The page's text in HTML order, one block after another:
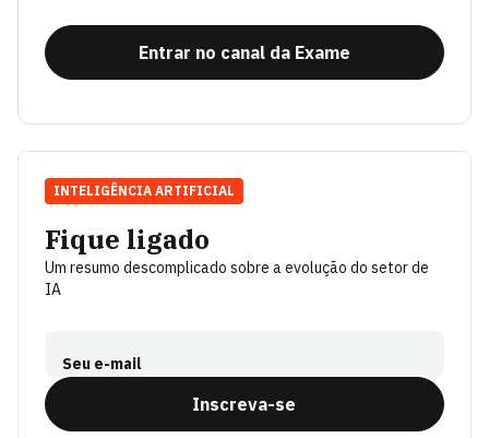
Entrar no canal da Exame
Fique ligado
Um resumo descomplicado sobre a evolução do setor de
IA
Seu e-mail
Inscreva-se
INTELIGÊNCIA ARTIFICIAL